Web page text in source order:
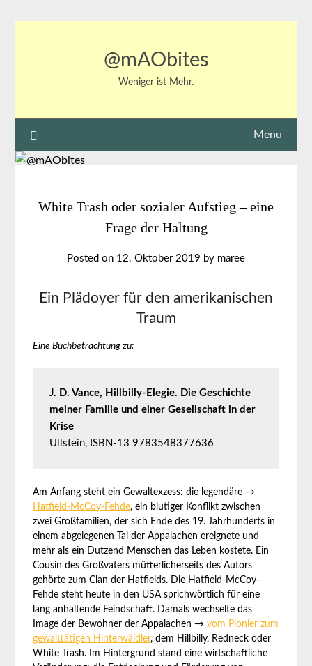
@mAObites
Weniger ist Mehr.
Menu
White Trash oder sozialer Aufstieg – eine
Frage der Haltung
Posted on 12. Oktober 2019 by maree
Ein Plädoyer für den amerikanischen
Traum
Eine Buchbetrachtung zu:
J. D. Vance, Hillbilly-Elegie. Die Geschichte
meiner Familie und einer Gesellschaft in der
Krise
Ullstein, ISBN-13 9783548377636
Am Anfang steht ein Gewaltexzess: die legendäre →
Hatfield-McCoy-Fehde, ein blutiger Konflikt zwischen
zwei Großfamilien, der sich Ende des 19. Jahrhunderts in
einem abgelegenen Tal der Appalachen ereignete und
mehr als ein Dutzend Menschen das Leben kostete. Ein
Cousin des Großvaters mütterlicherseits des Autors
gehörte zum Clan der Hatfields. Die Hatfield-McCoy-
Fehde steht heute in den USA sprichwörtlich für eine
lang anhaltende Feindschaft. Damals wechselte das
Image der Bewohner der Appalachen →vom Pionier zum
gewalttätigen Hinterwäldler, dem Hillbilly, Redneck oder
White Trash. Im Hintergrund stand eine wirtschaftliche